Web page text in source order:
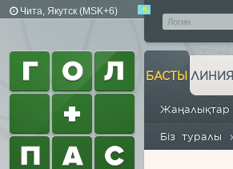
Чита, Якутск (MSK+6)
БАСТЫ
Жаңалықтар
Біз туралы
ЛИНИЯ